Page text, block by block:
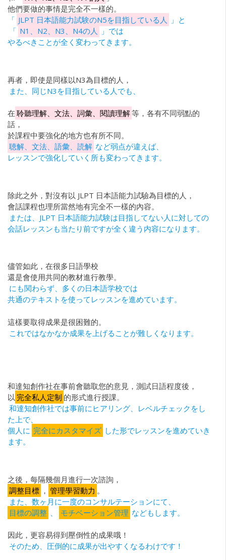
他們要做的事情是完全不一樣的。
「 JLPT 日本語能力試験のN5を目指している人
」と
「 N1、N2、N3、N4の人
」では
やるべきことが全く変わってきます。
再者，即使是同樣以N3為目標的人，
また、同じN3を目指している人でも、
在 聆聽理解、文法、詞彙、閱讀理解等，各有不同弱點的
話，
於課程中要強化的地方也有所不同。
聴解、文法、語彙、読解 など弱点が違えば、
レッスンで強化していく所も変わってきます。
除此之外，對沒有以 JLPT 日本語能力試驗為目標的人，
會話課程也理所當然地有完全不一樣的內容。
または、JLPT 日本語能力試験は目指してない人に対しての
会話レッスンも当たり前ですが全く違う内容になります。
儘管如此，在很多日語學校
還是會使用共同的教材進行教學。
にも関わらず、多くの日本語学校では
共通のテキストを使ってレッスンを進めています。
這樣要取得成果是很困難的。
これではなかなか成果を上げることが難しくなります。
和達知創作社在事前會聽取您的意見，測試日語程度後，
以 完全私人定制 的形式進行授課。
和達知創作社では事前にヒアリング、レベルチェックをし
た上で、
個人に 完全にカスタマイズ した形でレッスンを進めていき
ます。
之後，每隔幾個月進行一次諮詢，
調整目標 ， 管理學習動力 。
また、数ヶ月に一度のコンサルテーションにて、
目標の調整
モチベーション管理 などもします。
因此，更容易得到壓倒性的成果哦！
そのため、圧倒的に成果が出やすくなるわけです！